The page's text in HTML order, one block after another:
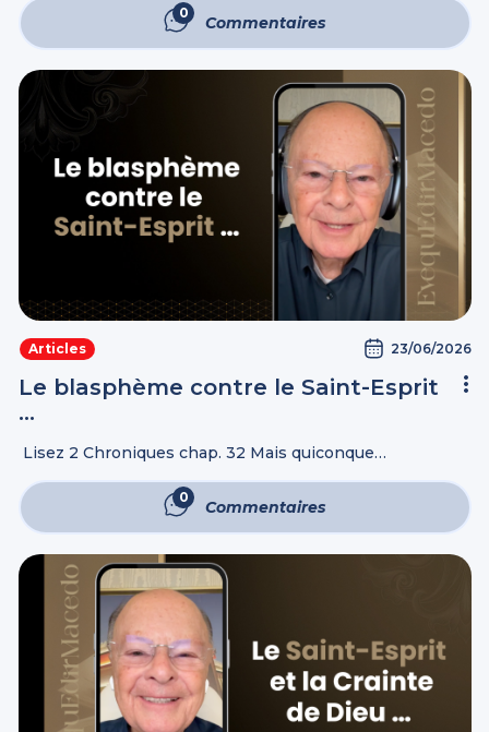
de Juda, qui depuis lors fut élevé aux yeux de toutes les ...
0
Commentaires
Commentaires
Articles 23/06/2026
Le blasphème contre le Saint-Esprit
…
Lisez 2 Chroniques chap. 32 Mais quiconque
pardon : il sera sujet à une condamnation éternelle. Marc
3:29 Et quiconque parlera contre ...
0
Commentaires
Commentaires